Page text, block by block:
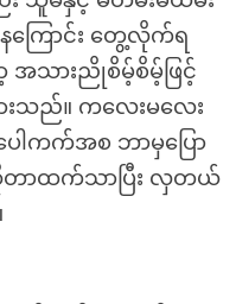
ကြောင်း တွေ့လိုက်ရ
သားညိုစိမ့်စိမ့်ဖြင့်
ားသည်။ ကလေးမလေး
ကက်အစ ဘာမှပြော
တာထက်သာပြီး လှတယ်